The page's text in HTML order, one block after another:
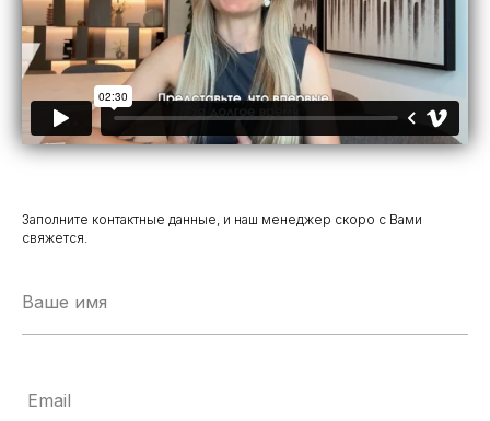
Заполните контактные данные, и наш менеджер скоро с Вами
свяжется.